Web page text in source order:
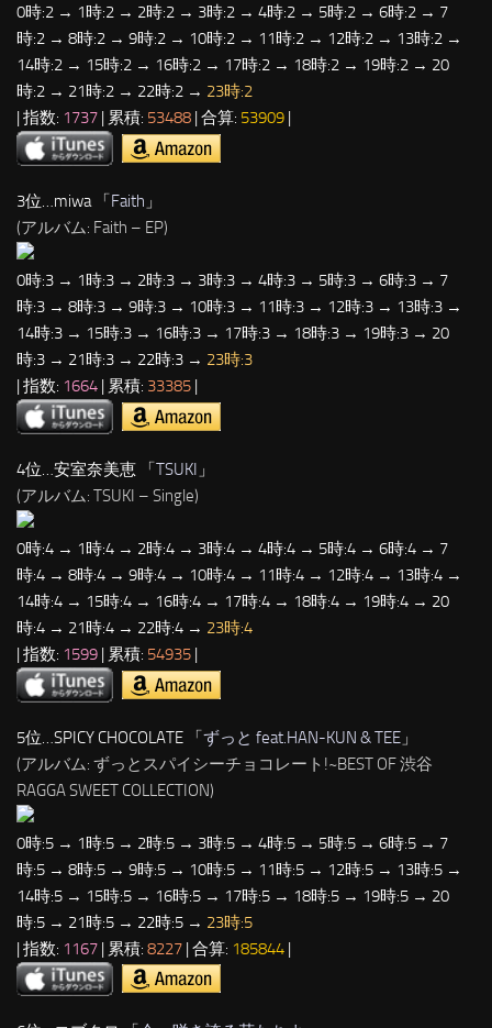
0時:2 → 1時:2 → 2時:2 → 3時:2 → 4時:2 → 5時:2 → 6時:2 → 7
時:2 → 8時:2 → 9時:2 → 10時:2 → 11時:2 → 12時:2 → 13時:2 →
14時:2 → 15時:2 → 16時:2 → 17時:2 → 18時:2 → 19時:2 → 20
時:2 → 21時:2 → 22時:2 → 23時:2
| 指数: 1737 | 累積: 53488 | 合算: 53909 |
3位…miwa 「Faith 」
(アルバム: Faith – EP)
0時:3 → 1時:3 → 2時:3 → 3時:3 → 4時:3 → 5時:3 → 6時:3 → 7
時:3 → 8時:3 → 9時:3 → 10時:3 → 11時:3 → 12時:3 → 13時:3 →
14時:3 → 15時:3 → 16時:3 → 17時:3 → 18時:3 → 19時:3 → 20
時:3 → 21時:3 → 22時:3 → 23時:3
| 指数: 1664 | 累積: 33385 |
4位…安室奈美恵 「TSUKI 」
(アルバム: TSUKI – Single)
0時:4 → 1時:4 → 2時:4 → 3時:4 → 4時:4 → 5時:4 → 6時:4 → 7
時:4 → 8時:4 → 9時:4 → 10時:4 → 11時:4 → 12時:4 → 13時:4 →
14時:4 → 15時:4 → 16時:4 → 17時:4 → 18時:4 → 19時:4 → 20
時:4 → 21時:4 → 22時:4 → 23時:4
| 指数: 1599 | 累積: 54935 |
5位…SPICY CHOCOLATE 「ずっと feat.HAN-KUN & TEE 」
(アルバム: ずっとスパイシーチョコレート!~BEST OF 渋谷
RAGGA SWEET COLLECTION)
0時:5 → 1時:5 → 2時:5 → 3時:5 → 4時:5 → 5時:5 → 6時:5 → 7
時:5 → 8時:5 → 9時:5 → 10時:5 → 11時:5 → 12時:5 → 13時:5 →
14時:5 → 15時:5 → 16時:5 → 17時:5 → 18時:5 → 19時:5 → 20
時:5 → 21時:5 → 22時:5 → 23時:5
| 指数: 1167 | 累積: 8227 | 合算: 185844 |